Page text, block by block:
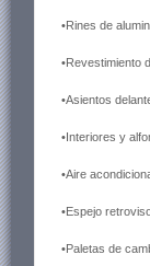
•Rines de
•Revestimiento
•Asientos
•Interiores y
•Aire
•Espejo
•Paletas de